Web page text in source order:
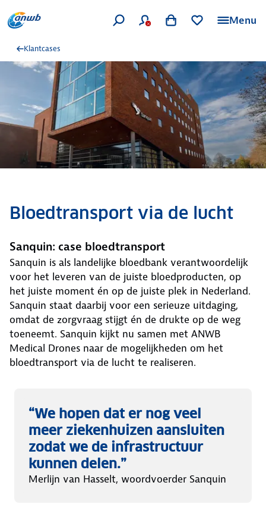
Menu
Klantcases
Bloedtransport via de lucht
Sanquin: case bloedtransport
Sanquin is als landelijke bloedbank verantwoordelijk
voor het leveren van de juiste bloedproducten, op
het juiste moment én op de juiste plek in Nederland.
Sanquin staat daarbij voor een serieuze uitdaging,
omdat de zorgvraag stijgt én de drukte op de weg
toeneemt. Sanquin kijkt nu samen met ANWB
Medical Drones naar de mogelijkheden om het
bloedtransport via de lucht te realiseren.
“We hopen dat er nog veel
meer ziekenhuizen aansluiten
zodat we de infrastructuur
kunnen delen.”
Merlijn van Hasselt, woordvoerder Sanquin